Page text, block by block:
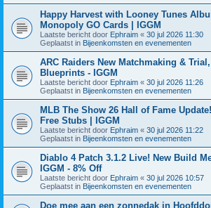
Happy Harvest with Looney Tunes
Monopoly GO Cards | IGGM
Laatste bericht door Ephraim « 30 jul 2026 11:30
Geplaatst in Bijeenkomsten en evenementen
ARC Raiders New Matchmaking &
Blueprints - IGGM
Laatste bericht door Ephraim « 30 jul 2026 11:26
Geplaatst in Bijeenkomsten en evenementen
MLB The Show 26 Hall of Fame
Free Stubs | IGGM
Laatste bericht door Ephraim « 30 jul 2026 11:22
Geplaatst in Bijeenkomsten en evenementen
Diablo 4 Patch 3.1.2 Live! New Build
IGGM - 8% Off
Laatste bericht door Ephraim « 30 jul 2026 10:57
Geplaatst in Bijeenkomsten en evenementen
Doe mee aan een zonnedak in